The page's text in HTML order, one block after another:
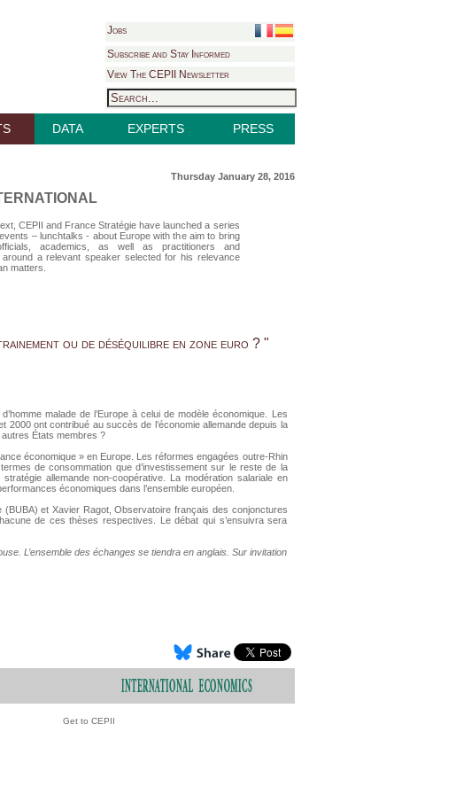
Jobs
Subscribe and Stay Informed
View The CEPII Newsletter
DATA EXPERTS PRESS
Thursday January 28, 2016
CEPII and France Stratégie have launched a series
– lunchtalks - about Europe with the aim to bring
academics, as well as practitioners and
around a relevant speaker selected for his relevance
matters.
ou de déséquilibre en zone euro ? "
malade de l’Europe à celui de modèle économique. Les
ont contribué au succès de l’économie allemande depuis la
États membres ?
économique » en Europe. Les réformes engagées outre-Rhin
de consommation que d’investissement sur le reste de la
stratégie allemande non-coopérative. La modération salariale en
économiques dans l’ensemble européen.
(BUBA) et Xavier Ragot, Observatoire français des conjonctures
de ces thèses respectives. Le débat qui s’ensuivra sera
L’ensemble des échanges se tiendra en anglais. Sur invitation
Get to CEPII